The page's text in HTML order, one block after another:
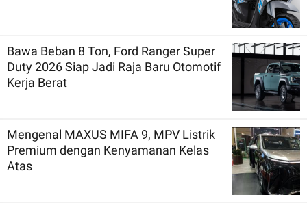
Bawa Beban 8 Ton, Ford Ranger Super
Duty 2026 Siap Jadi Raja Baru Otomotif
Kerja Berat
Mengenal MAXUS MIFA 9, MPV Listrik
Premium dengan Kenyamanan Kelas
Atas